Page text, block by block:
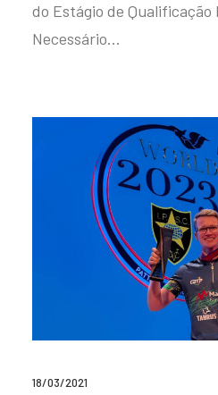
do Estágio de Qualificação
Necessário…
18/03/2021